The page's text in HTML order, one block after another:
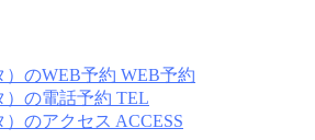
WEB予約
TEL
ACCESS